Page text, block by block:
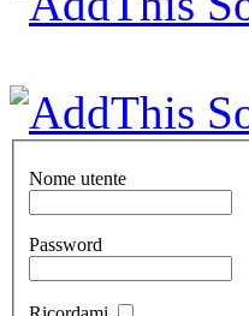
Nome utente
Password